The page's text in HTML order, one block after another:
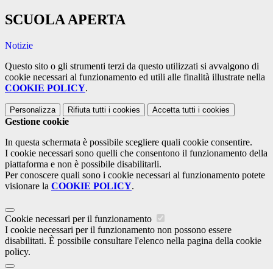
SCUOLA APERTA
Notizie
Questo sito o gli strumenti terzi da questo utilizzati si avvalgono di
cookie necessari al funzionamento ed utili alle finalità illustrate nella
COOKIE POLICY.
Personalizza Rifiuta tutti i cookies Accetta tutti i cookies
Gestione cookie
In questa schermata è possibile scegliere quali cookie consentire.
I cookie necessari sono quelli che consentono il funzionamento della
piattaforma e non è possibile disabilitarli.
Per conoscere quali sono i cookie necessari al funzionamento potete
visionare la COOKIE POLICY.
Cookie necessari per il funzionamento
I cookie necessari per il funzionamento non possono essere
disabilitati. È possibile consultare l'elenco nella pagina della cookie
policy.